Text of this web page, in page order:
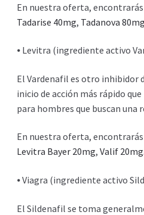
En nuestra oferta,
Tadarise 40mg, Tadanova 80mg
⦁ Levitra (ingrediente activo
El Vardenafil es otro inhibidor
inicio de acción más rápido
para hombres que buscan
En nuestra oferta,
Levitra Bayer 20mg, Valif 20mg.
⦁ Viagra (ingrediente activo
El Sildenafil se toma